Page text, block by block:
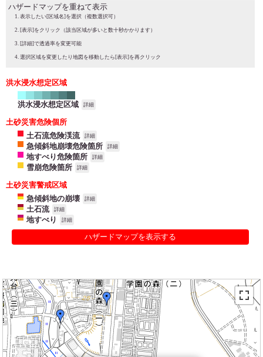
ハザードマップを重ねて表示
表示したい[区域名]を選択（複数選択可）
[表示]をクリック（該当区域が多いと数十秒かかります）
[詳細]で透過率を変更可能
選択区域を変更したり地図を移動したら[表示]を再クリック
洪水浸水想定区域
洪水浸水想定区域 詳細
土砂災害危険個所
土石流危険渓流
詳細
急傾斜地崩壊危険箇所 詳細
地すべり危険箇所 詳細
雪崩危険箇所 詳細
土砂災害警戒区域
急傾斜地の崩壊
詳細
土石流 詳細
地すべり 詳細
ハザードマップを表示する